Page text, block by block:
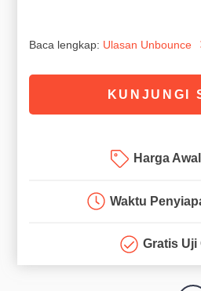
Baca lengkap: Ulasan Unbounce
KUNJUNGI
Harga
Waktu
Gratis Uji